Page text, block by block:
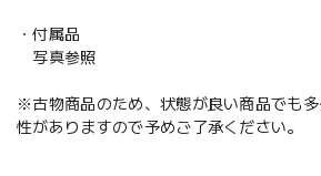
・付属品
写真参照
※古物商品のため、状態が良い商品でも
性がありますので予めご了承ください。